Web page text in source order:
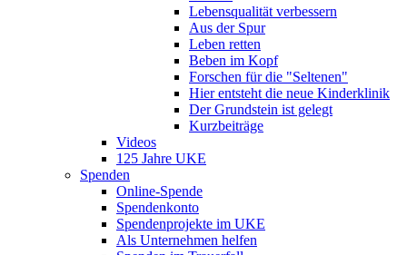
Lebensqualität verbessern
Aus der Spur
Leben retten
Beben im Kopf
Forschen für die "Seltenen"
Hier entsteht die neue Kinderklinik
Der Grundstein ist gelegt
Kurzbeiträge
Videos
125 Jahre UKE
Spenden
Online-Spende
Spendenkonto
Spendenprojekte im UKE
Als Unternehmen helfen